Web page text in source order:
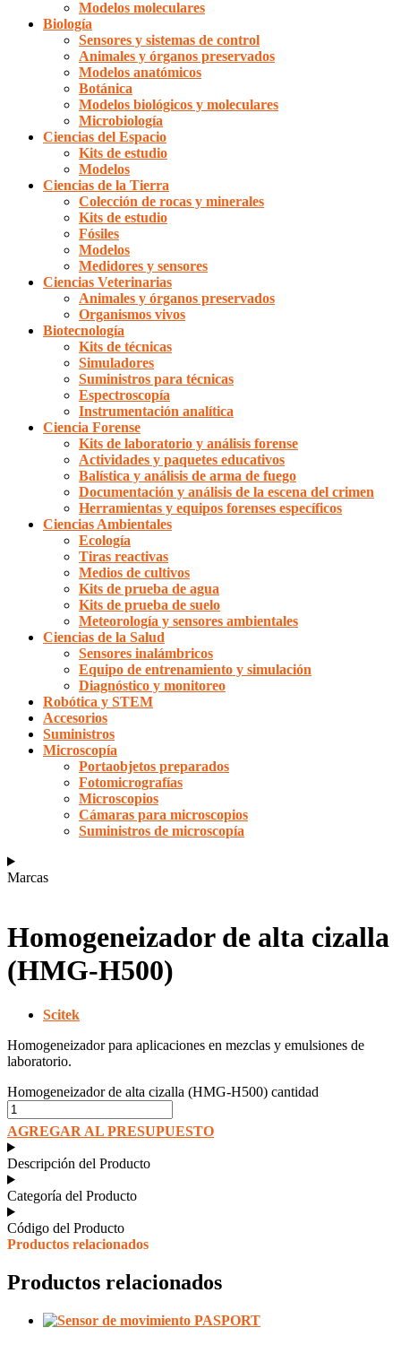
Modelos moleculares
Biología
Sensores y sistemas de control
Animales y órganos preservados
Modelos anatómicos
Botánica
Modelos biológicos y moleculares
Microbiología
Ciencias del Espacio
Kits de estudio
Modelos
Ciencias de la Tierra
Colección de rocas y minerales
Kits de estudio
Fósiles
Modelos
Medidores y sensores
Ciencias Veterinarias
Animales y órganos preservados
Organismos vivos
Biotecnología
Kits de técnicas
Simuladores
Suministros para técnicas
Espectroscopía
Instrumentación analítica
Ciencia Forense
Kits de laboratorio y análisis forense
Actividades y paquetes educativos
Balística y análisis de arma de fuego
Documentación y análisis de la escena del crimen
Herramientas y equipos forenses específicos
Ciencias Ambientales
Ecología
Tiras reactivas
Medios de cultivos
Kits de prueba de agua
Kits de prueba de suelo
Meteorología y sensores ambientales
Ciencias de la Salud
Sensores inalámbricos
Equipo de entrenamiento y simulación
Diagnóstico y monitoreo
Robótica y STEM
Accesorios
Suministros
Microscopía
Portaobjetos preparados
Fotomicrografías
Microscopios
Cámaras para microscopios
Suministros de microscopía
Marcas
Homogeneizador de alta cizalla
(HMG-H500)
Scitek
Homogeneizador para aplicaciones en mezclas y emulsiones de
laboratorio.
Homogeneizador de alta cizalla (HMG-H500) cantidad
AGREGAR AL PRESUPUESTO
Descripción del Producto
Categoría del Producto
Código del Producto
Productos relacionados
Productos relacionados